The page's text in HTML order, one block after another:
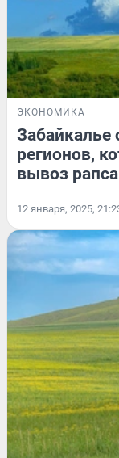
ЭКОНОМИКА
Забайкалье
регионов,
вывоз
12 января, 2025,